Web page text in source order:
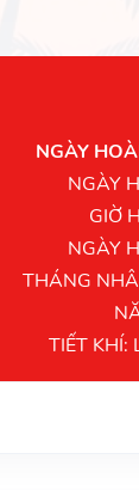
NGÀY
NGÀY
GIỜ
NGÀY
THÁNG
TIẾT KHÍ: